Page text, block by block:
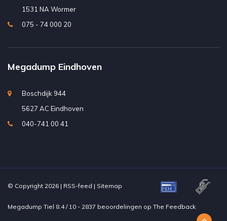
1531 NA Wormer
075 - 74 000 20
Megadump Eindhoven
Boschdijk 944
5627 AC Eindhoven
040-741 00 41
© Copyright 2026 | RSS-feed | Sitemap
Megadump Tiel 8.4/ 10 - 2837 beoordelingen op The Feedback